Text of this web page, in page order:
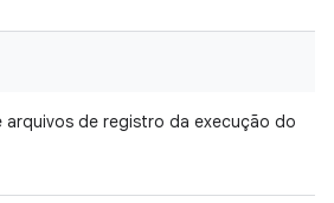
arquivos de registro da execução do